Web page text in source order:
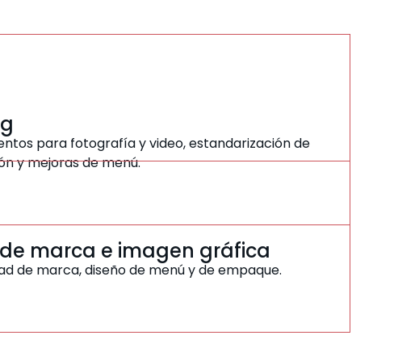
para fotografía y video, estandarización de
y mejoras de menú.
marca e imagen gráfica
de marca, diseño de menú y de empaque.